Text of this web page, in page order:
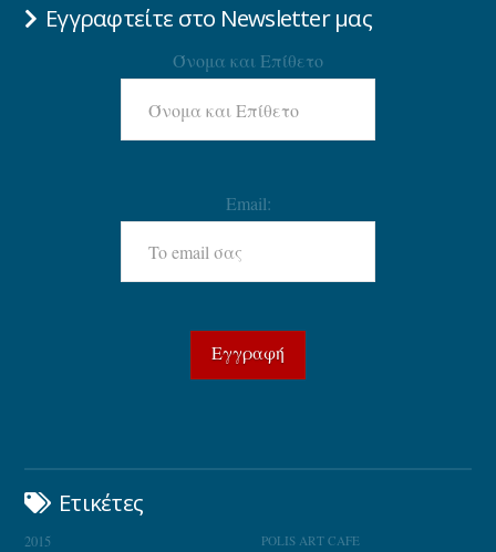
Εγγραφτείτε στο Newsletter μας
Όνομα και Επίθετο
Email:
Ετικέτες
2015 POLIS ART CAFE